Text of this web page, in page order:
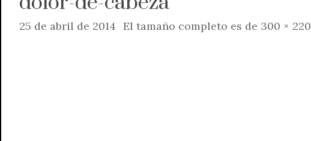
25 de abril de 2014 El tamaño completo es de 300 × 220